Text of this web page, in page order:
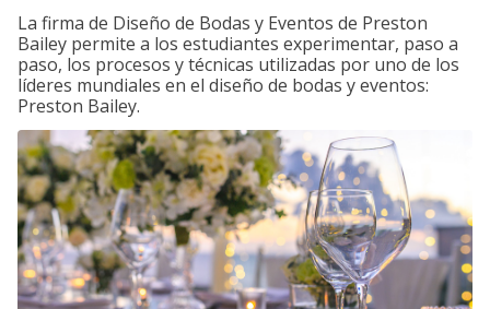
La firma de Diseño de Bodas y Eventos de Preston
Bailey permite a los estudiantes experimentar, paso a
paso, los procesos y técnicas utilizadas por uno de los
líderes mundiales en el diseño de bodas y eventos:
Preston Bailey.